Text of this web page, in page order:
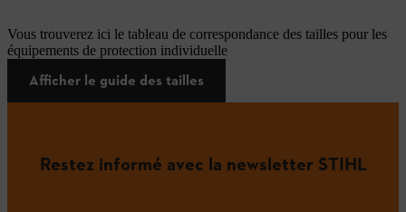
Vous trouverez ici le tableau de correspondance des tailles pour les
équipements de protection individuelle
Afficher le guide des tailles
Restez informé avec la newsletter STIHL